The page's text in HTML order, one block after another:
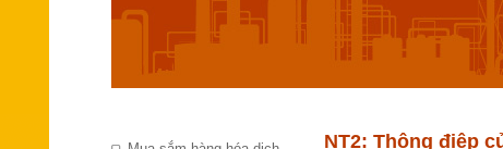
NT2: Thông điệp